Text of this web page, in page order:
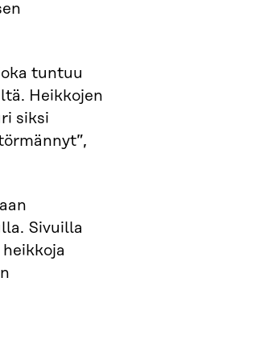
tuntuu
Heikkojen
siksi
Sivuilla